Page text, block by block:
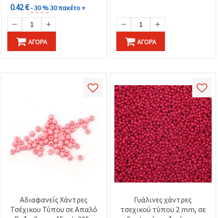
0.42 €- 30 %30 πακέτο +
ΑΓΟΡΆ ΑΓΟΡΆ
Αδιαφανείς Χάντρες
Τσέχικου Τύπου σε Απαλό
Γυάλινες χάντρες
τσεχικού τύπου 2 mm, σε